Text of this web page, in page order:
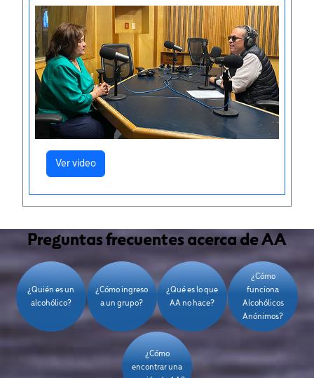
Ver video
Preguntas frecuentes acerca de AA
¿Quién es un
alcohólico?
¿Cómo ingreso
a un grupo?
¿Qué es lo que
AA no hace?
¿Cómo
funciona
Alcohólicos
Anónimos?
¿Cómo
encontrar una